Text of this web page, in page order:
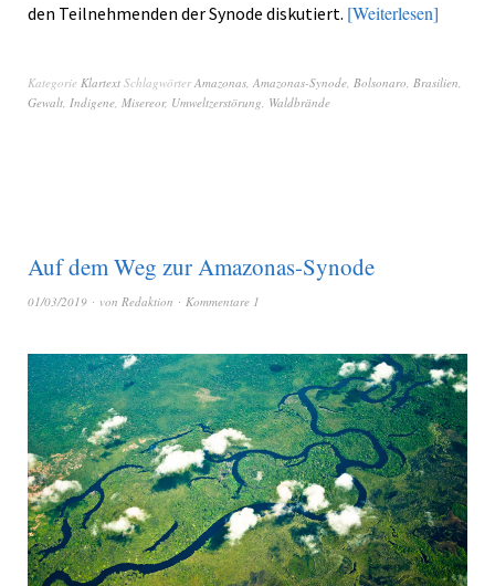
den Teilnehmenden der Synode diskutiert. Weiterlesen
Kategorie Klartext SchlagwörterAmazonas, Amazonas-Synode, Bolsonaro, Brasilien,
Gewalt, Indigene, Misereor, Umweltzerstörung, Waldbrände
Auf dem Weg zur Amazonas-Synode
01/03/2019 von Redaktion Kommentare 1